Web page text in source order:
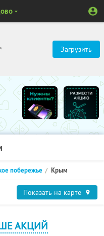
Загрузить
побережье Крым
Показать на карте
АКЦИЙ